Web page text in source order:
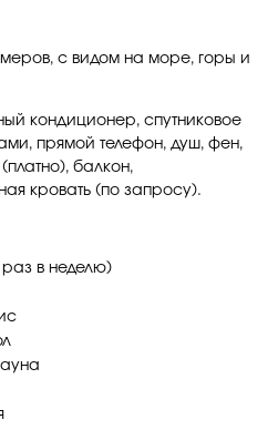
с видом на море, горы и
кондиционер, спутниковое
прямой телефон, душ, фен,
балкон,
кровать (по запросу).
раз в неделю)